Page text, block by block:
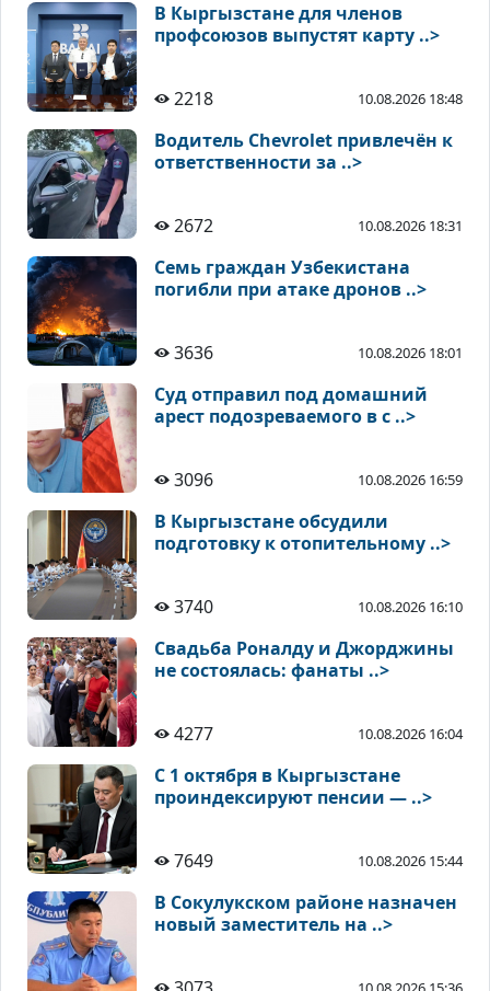
В Кыргызстане для членов
профсоюзов выпустят карту ..>
2218 10.08.2026 18:48
Водитель Chevrolet привлечён к
ответственности за ..>
2672 10.08.2026 18:31
Семь граждан Узбекистана
погибли при атаке дронов ..>
3636 10.08.2026 18:01
Суд отправил под домашний
арест подозреваемого в с ..>
3096 10.08.2026 16:59
В Кыргызстане обсудили
подготовку к отопительному ..>
3740 10.08.2026 16:10
Свадьба Роналду и Джорджины
не состоялась: фанаты ..>
4277 10.08.2026 16:04
С 1 октября в Кыргызстане
проиндексируют пенсии — ..>
7649 10.08.2026 15:44
В Сокулукском районе назначен
новый заместитель на ..>